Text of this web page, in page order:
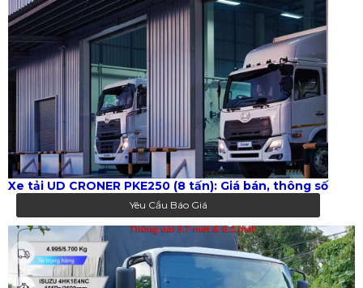
Xe tải UD CRONER PKE250 (8 tấn): Giá bán, thông số
Yêu Cầu Báo Giá